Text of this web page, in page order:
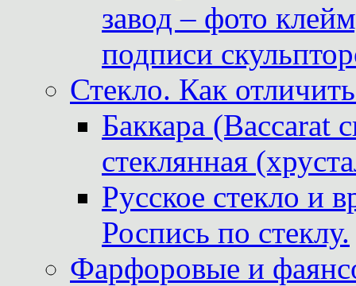
завод – фото
подписи
Стекло. Как
Баккара (Baccarat
стеклянная
Русское стекло и
Роспись по стеклу.
Фарфоровые и